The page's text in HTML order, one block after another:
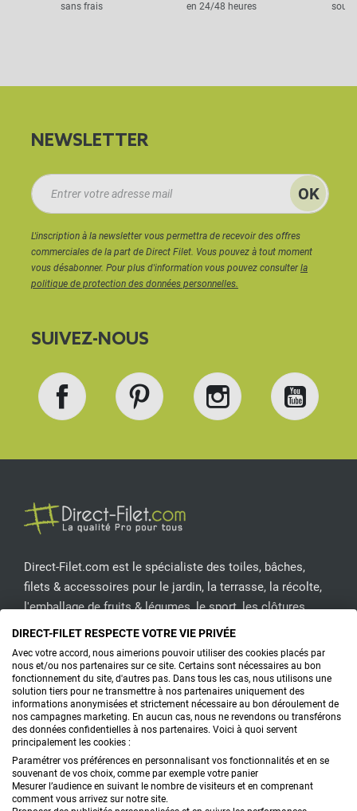
sans frais en 24/48 heures sous
NEWSLETTER
L'inscription à la newsletter vous permettra de recevoir des offres
commerciales de la part de Direct Filet. Vous pouvez à tout moment
vous désabonner. Pour plus d'information vous pouvez consulterla
politique de protection des données personnelles.
SUIVEZ-NOUS
Direct-Filet.com est le spécialiste des toiles, bâches,
filets & accessoires pour le jardin, la terrasse, la récolte,
l'emballage de fruits & légumes, le sport, les clôtures...
CONTACTEZ-NOUS
PRODUITS
CONSEILS
FAQ
DIRECT-FILET RESPECTE VOTRE VIE PRIVÉE
Avec votre accord, nous aimerions pouvoir utiliser des cookies placés par
nous et/ou nos partenaires sur ce site. Certains sont nécessaires au bon
fonctionnement du site, d'autres pas. Dans tous les cas, nous utilisons une
solution tiers pour ne transmettre à nos partenaires uniquement des
informations anonymisées et strictement nécessaire au bon déroulement de
nos campagnes marketing. En aucun cas, nous ne revendons ou transférons
des données confidentielles à nos partenaires. Voici à quoi servent
principalement les cookies :
Paramétrer vos préférences en personnalisant vos fonctionnalités et en se
souvenant de vos choix, comme par exemple votre panier
Mesurer l’audience en suivant le nombre de visiteurs et en comprenant
comment vous arrivez sur notre site.